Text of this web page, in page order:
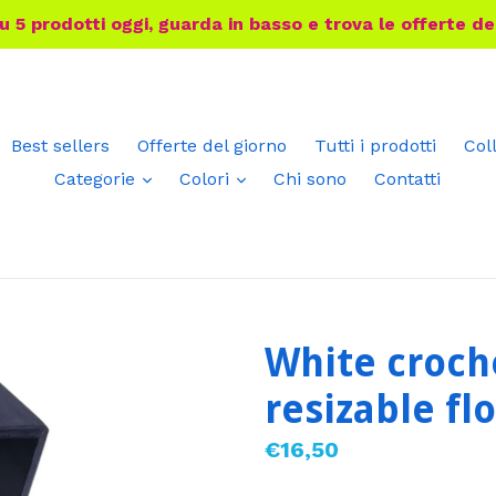
5 prodotti oggi, guarda in basso e trova le offerte
Best sellers Offerte del giorno Tutti i prodotti
Categorie
espandi
Colori espandi
Chi sono Contatti
White
resizable
Prezzo
€16,50